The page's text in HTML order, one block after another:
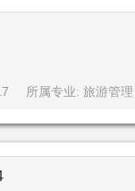
所属专业: 旅游管理